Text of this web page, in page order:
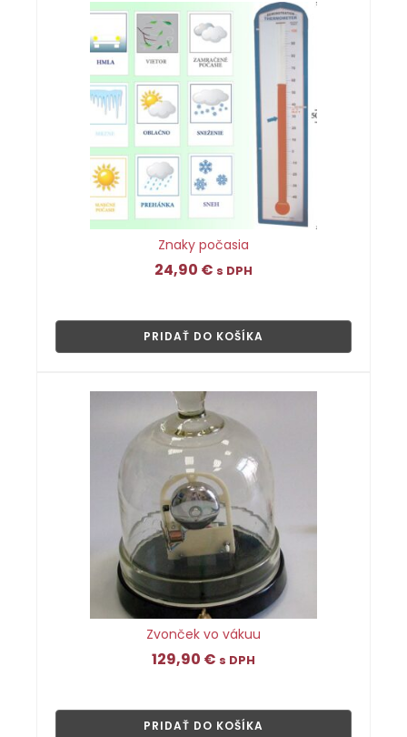
Znaky počasia
24,90 € s DPH
PRIDAŤ DO KOŠÍKA
Zvonček vo vákuu
129,90 € s DPH
PRIDAŤ DO KOŠÍKA